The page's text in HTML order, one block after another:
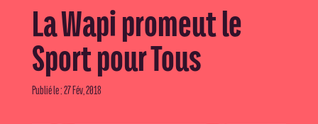
La Wapi promeut le
Sport pour Tous
Publié le : 27 Fév, 2018